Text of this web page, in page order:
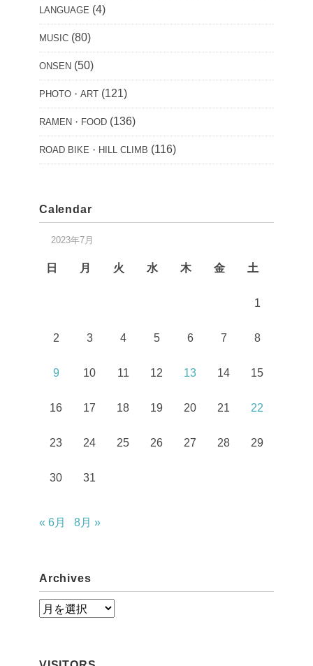
LANGUAGE (4)
MUSIC (80)
ONSEN (50)
PHOTO・ART (121)
RAMEN・FOOD (136)
ROAD BIKE・HILL CLIMB (116)
Calendar
2023年7月
日 月 火 水 木 金 土
1
2 3 4 5 6 7 8
9 10 11 12 13 14 15
16 17 18 19 20 21 22
23 24 25 26 27 28 29
30 31
« 6月 8月 »
Archives
A